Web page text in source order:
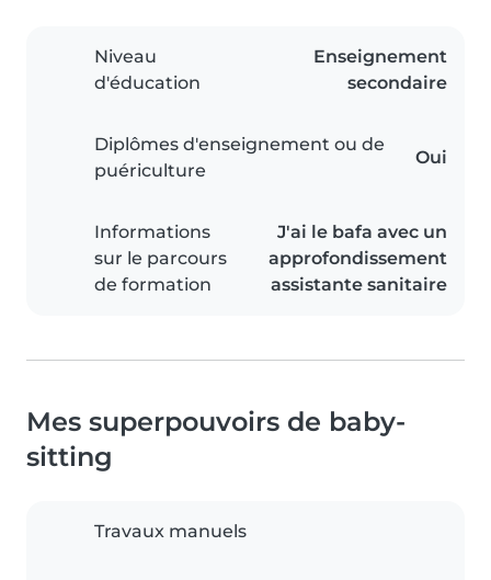
Niveau
d'éducation
Enseignement
secondaire
Diplômes d'enseignement ou de
puériculture
Oui
Informations
sur le parcours
de formation
J'ai le bafa avec un
approfondissement
assistante sanitaire
Mes superpouvoirs de baby-
sitting
Travaux manuels